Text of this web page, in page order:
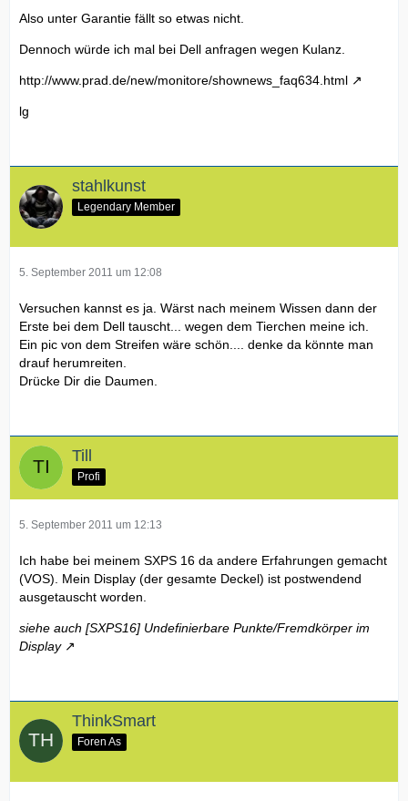
Also unter Garantie fällt so etwas nicht.
Dennoch würde ich mal bei Dell anfragen wegen Kulanz.
http://www.prad.de/new/monitore/shownews_faq634.html
lg
stahlkunst
Legendary Member
5. September 2011 um 12:08
Versuchen kannst es ja. Wärst nach meinem Wissen dann der
Erste bei dem Dell tauscht... wegen dem Tierchen meine ich.
Ein pic von dem Streifen wäre schön.... denke da könnte man
drauf herumreiten.
Drücke Dir die Daumen.
Till
Profi
5. September 2011 um 12:13
Ich habe bei meinem SXPS 16 da andere Erfahrungen gemacht
(VOS). Mein Display (der gesamte Deckel) ist postwendend
ausgetauscht worden.
siehe auch [SXPS16] Undefinierbare Punkte/Fremdkörper im
Display
ThinkSmart
Foren As